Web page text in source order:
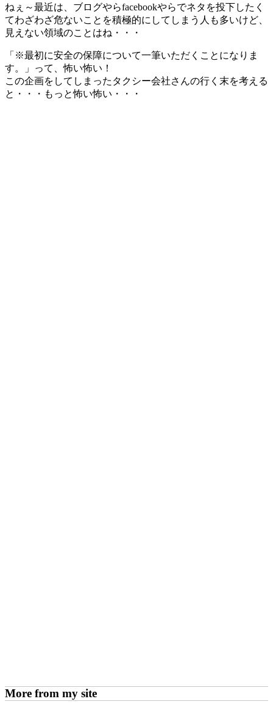
ねぇ～最近は、ブログやらfacebookやらでネタを投下したく
てわざわざ危ないことを積極的にしてしまう人も多いけど、
見えない領域のことはね・・・
「※最初に安全の保障について一筆いただくことになりま
す。」って、怖い怖い！
この企画をしてしまったタクシー会社さんの行く末を考える
と・・・もっと怖い怖い・・・
More from my site